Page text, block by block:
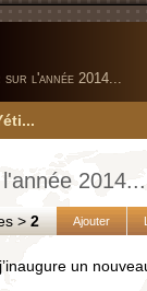
sur l'année 2014...
2014...
>2 Ajouter
un